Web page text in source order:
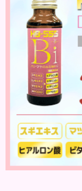
す。表皮は